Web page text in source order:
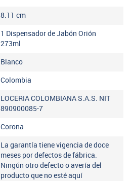
8.11 cm
1 Dispensador de Jabón Orión
273ml
Blanco
Colombia
LOCERIA COLOMBIANA S.A.S. NIT
890900085-7
Corona
La garantía tiene vigencia de doce
meses por defectos de fábrica.
Ningún otro defecto o avería del
producto que no esté aquí